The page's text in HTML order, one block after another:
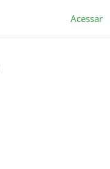
Acessar